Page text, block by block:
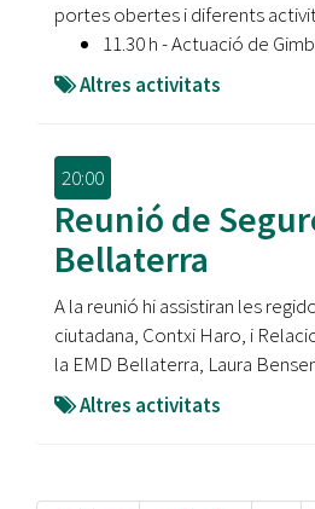
portes obertes i diferents
11.30 h - Actuació de
Altres activitats
20:00
Reunió de
Bellaterra
A la reunió hi assistiran les
ciutadana, Contxi Haro, i
la EMD Bellaterra, Laura
Altres activitats